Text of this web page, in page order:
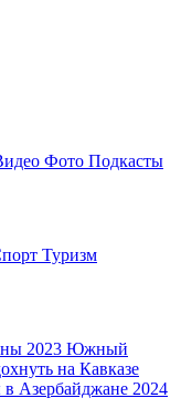
Фото Подкасты
Туризм
2023 Южный
на Кавказе
Азербайджане 2024